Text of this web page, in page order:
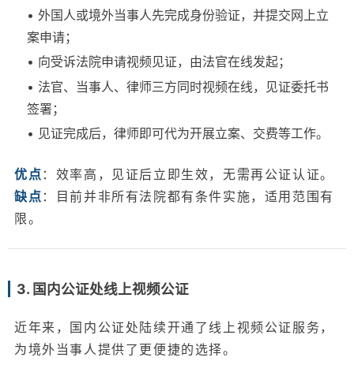
• 外国人或境外当事人先完成身份验证，并提交网上立
案申请；
• 向受诉法院申请视频见证，由法官在线发起；
• 法官、当事人、律师三方同时视频在线，见证委托书
签署；
• 见证完成后，律师即可代为开展立案、交费等工作。
优点 ：效率高，见证后立即生效，无需再公证认证。
缺点 ：目前并非所有法院都有条件实施，适用范围有
限。
3. 国内公证处线上视频公证
近年来，国内公证处陆续开通了线上视频公证服务，
为境外当事人提供了更便捷的选择。